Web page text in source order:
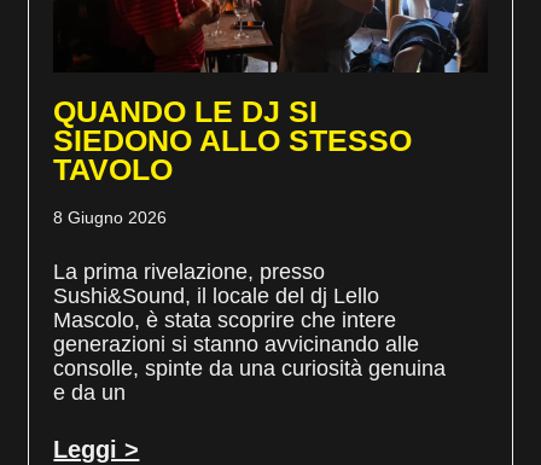
QUANDO LE DJ SI
SIEDONO ALLO STESSO
TAVOLO
8 Giugno 2026
La prima rivelazione, presso
Sushi&Sound, il locale del dj Lello
Mascolo, è stata scoprire che intere
generazioni si stanno avvicinando alle
consolle, spinte da una curiosità genuina
e da un
Leggi >